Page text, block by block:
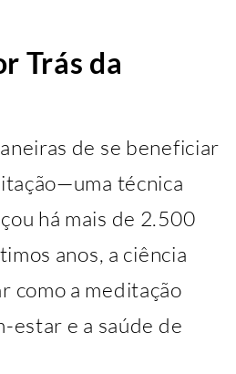
Trás da
de se beneficiar
técnica
há mais de 2.500
anos, a ciência
como a meditação
estar e a saúde de